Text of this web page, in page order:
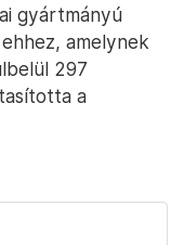
gyártmányú
amelynek
297
a